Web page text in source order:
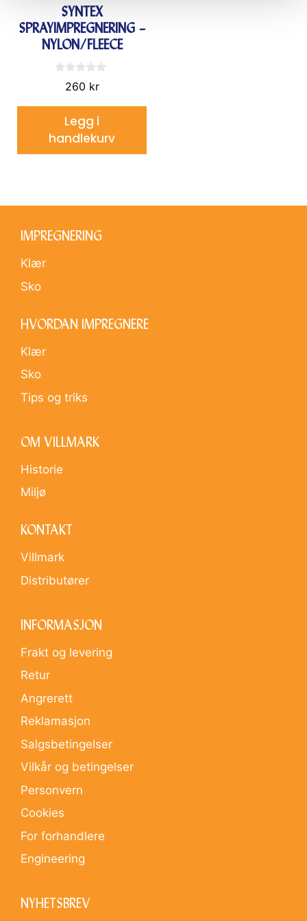
SYNTEX
SPRAYIMPREGNERING –
NYLON/FLEECE
5
260 kr
Legg i
handlekurv
IMPREGNERING
Klær
Sko
HVORDAN IMPREGNERE
Klær
Sko
Tips og triks
OM VILLMARK
Historie
Miljø
KONTAKT
Villmark
Distributører
INFORMASJON
Frakt og levering
Retur
Angrerett
Reklamasjon
Salgsbetingelser
Vilkår og betingelser
Personvern
Cookies
For forhandlere
Engineering
NYHETSBREV